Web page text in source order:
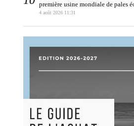
première usine mondiale de pales
4 août 2026 11:31